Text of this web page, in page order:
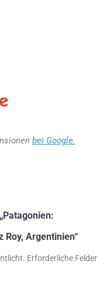
bei Google.
Roy, Argentinien“
Erforderliche Felder